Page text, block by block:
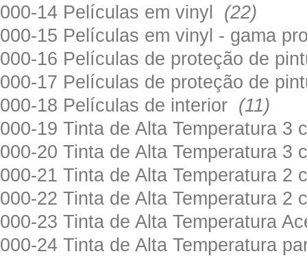
000-14 Películas em vinyl (22)
000-15 Películas em vinyl - gama
000-16 Películas de proteção de
000-17 Películas de proteção de
000-18 Películas de interior (11)
000-19 Tinta de Alta Temperatura
000-20 Tinta de Alta Temperatura
000-21 Tinta de Alta Temperatura
000-22 Tinta de Alta Temperatura
000-23 Tinta de Alta Temperatura
000-24 Tinta de Alta Temperatura